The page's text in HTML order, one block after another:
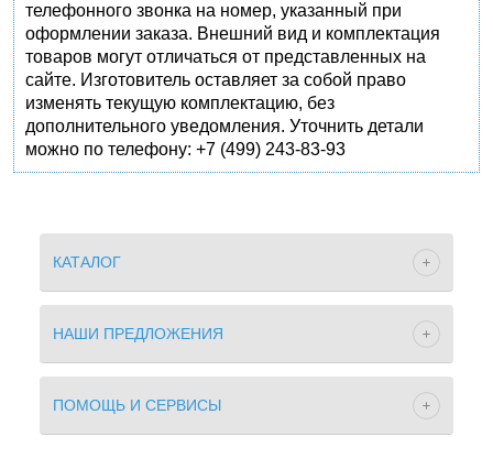
телефонного звонка на номер, указанный при
оформлении заказа. Внешний вид и комплектация
товаров могут отличаться от представленных на
сайте. Изготовитель оставляет за собой право
изменять текущую комплектацию, без
дополнительного уведомления. Уточнить детали
можно по телефону: +7 (499) 243-83-93
КАТАЛОГ
НАШИ ПРЕДЛОЖЕНИЯ
ПОМОЩЬ И СЕРВИСЫ